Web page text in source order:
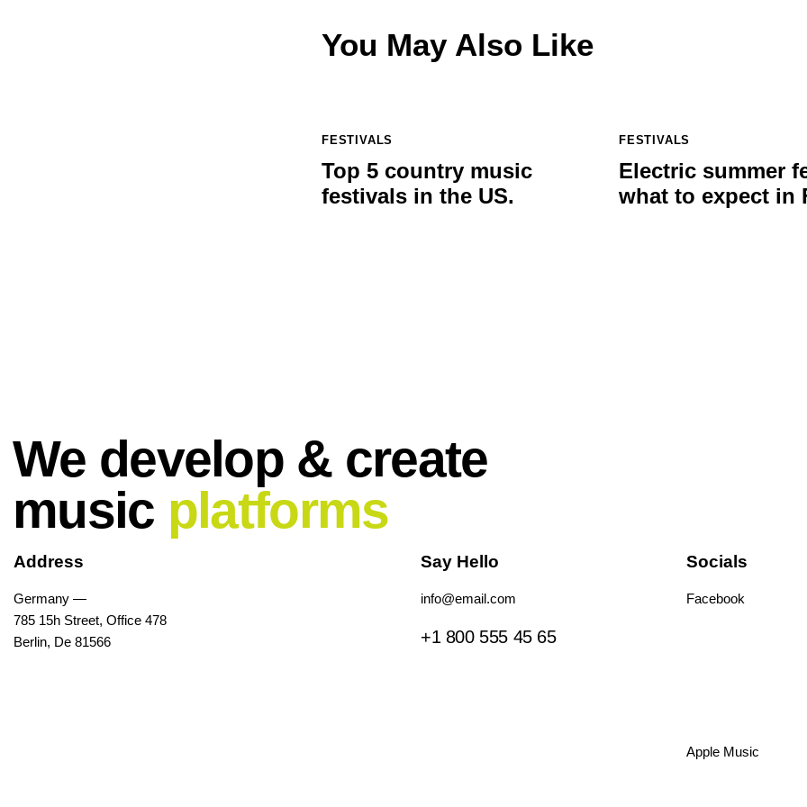
You May Also Like
FESTIVALS
Top 5 country music
festivals in the US.
FESTIVALS
Electric summer
what to expect in
We develop & create
music platforms
Address
Germany —
785 15h Street, Office 478
Berlin, De 81566
Say Hello
info@email.com
+1 800 555 45 65
Socials
Facebook
Apple Music